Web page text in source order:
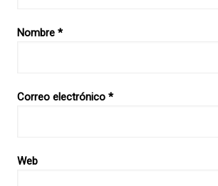
Nombre *
Correo electrónico *
Web